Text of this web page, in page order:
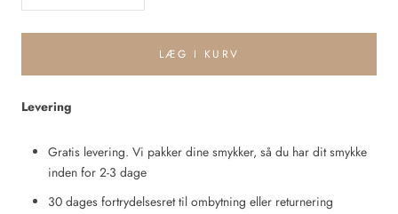
LÆG I KURV
Levering
Gratis levering. Vi pakker dine smykker, så du har dit smykke
inden for 2-3 dage
30 dages fortrydelsesret til ombytning eller returnering